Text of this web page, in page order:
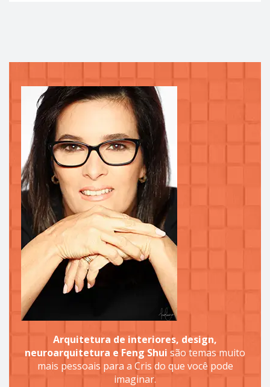
Arquitetura de interiores, design,
neuroarquitetura e Feng Shui são temas muito
mais pessoais para a Cris do que você pode
imaginar.